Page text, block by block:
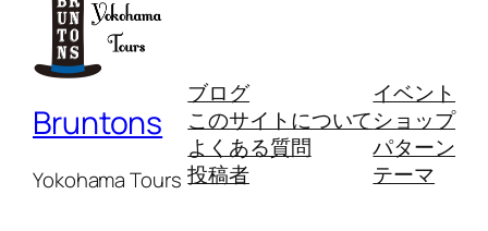
Bruntons
Yokohama Tours
ブログ
このサイトについて
よくある質問
投稿者
イベント
ショップ
パターン
テーマ